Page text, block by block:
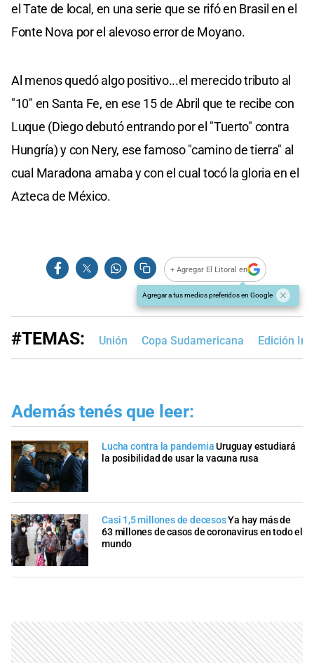
el Tate de local, en una serie que se rifó en Brasil en el
Fonte Nova por el alevoso error de Moyano.
Al menos quedó algo positivo...el merecido tributo al
"10" en Santa Fe, en ese 15 de Abril que te recibe con
Luque (Diego debutó entrando por el "Tuerto" contra
Hungría) y con Nery, ese famoso "camino de tierra" al
cual Maradona amaba y con el cual tocó la gloria en el
Azteca de México.
+ Agregar El Litoral en
Agregar a tus medios preferidos en Google
#TEMAS: Unión Copa Sudamericana Edición
Además tenés que leer:
Lucha contra la pandemiaUruguay estudiará
la posibilidad de usar la vacuna rusa
Casi 1,5 millones de decesosYa hay más de
63 millones de casos de coronavirus en todo el
mundo